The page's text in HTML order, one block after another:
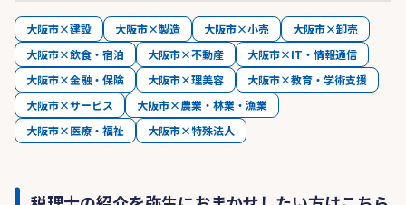
大阪市×建設 大阪市×製造 大阪市×小売
大阪市×卸売
大阪市×飲食・宿泊
大阪市×不動産
大阪市×IT・情報通信
大阪市×金融・保険
大阪市×理美容
大阪市×教育・学術支援
大阪市×サービス
大阪市×農業・林業・漁業
大阪市×医療・福祉
大阪市×特殊法人